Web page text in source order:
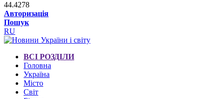
44.4278
Авторизація
Пошук
RU
ВСІ РОЗДІЛИ
Головна
Україна
Місто
Світ